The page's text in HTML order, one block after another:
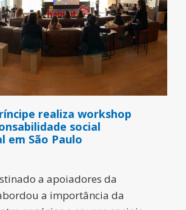
realiza workshop
social
em São Paulo
a apoiadores da
a importância da